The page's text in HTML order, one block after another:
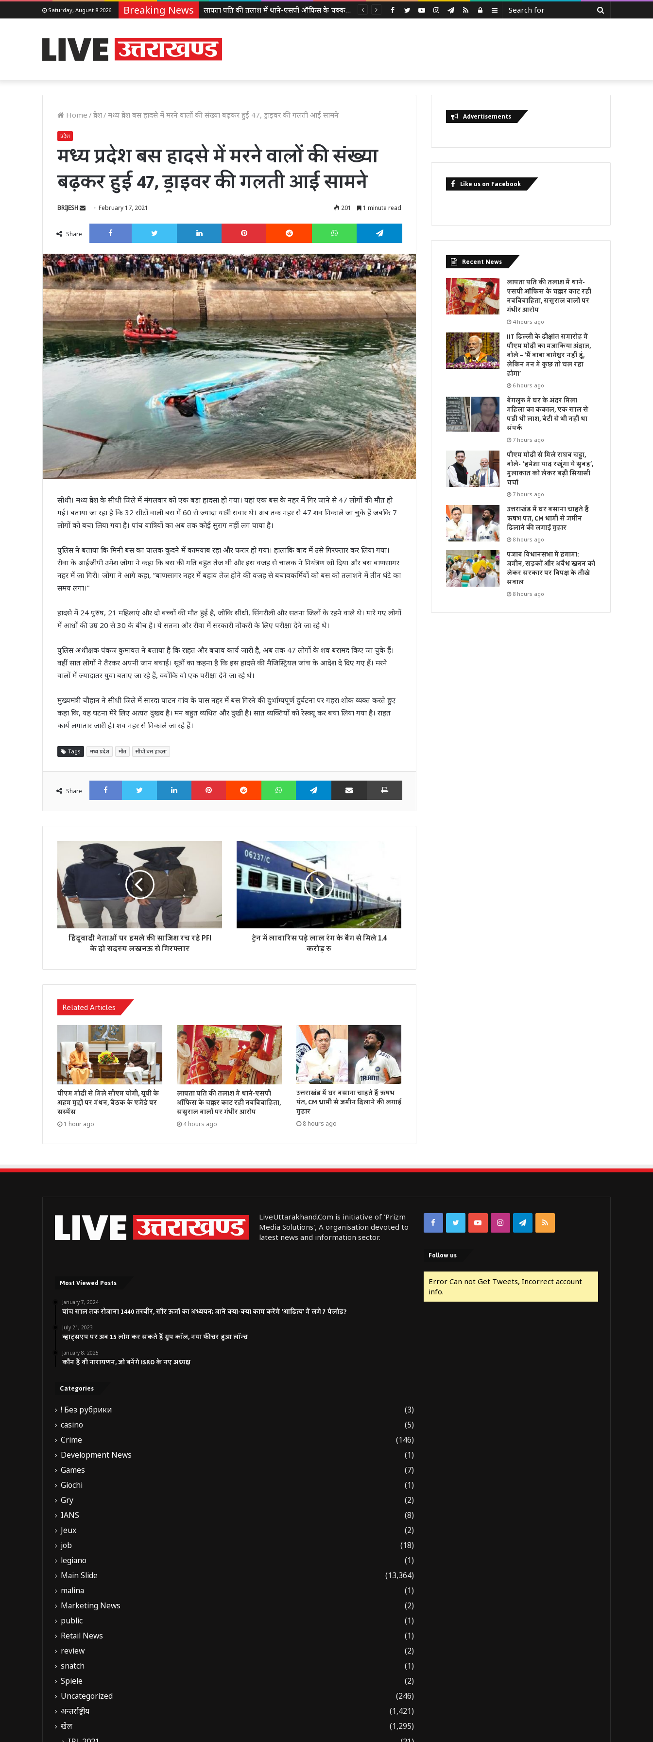
Saturday, August 8 2026 Breaking News लापता पति की तलाश में थाने-एसपी ऑफिस के चक्कर काट रही नवविवाहिता, ससुराल वालों पर गंभीर आरोप Sidebar
Log
RSS
Telegram
Instagram
YouTube
Twitter
Facebook
Home /प्रदेश/मध्य प्रदेश बस हादसे में मरने वालों की संख्या बढ़कर हुई 47, ड्राइवर की गलती आई सामने
प्रदेश
मध्य प्रदेश बस हादसे में मरने वालों की संख्या
बढ़कर हुई 47, ड्राइवर की गलती आई सामने
BRIJESH
SendFebruary 17, 2021 201 1 minute read
Share
Facebook Twitter LinkedIn Pinterest Reddit WhatsApp Telegram
सीधी। मध्य प्रदेश के सीधी जिले में मंगलवार को एक बड़ा हादसा हो गया। यहां एक बस के नहर में गिर जाने से 47 लोगों की मौत हो
गई। बताया जा रहा है कि 32 सीटों वाली बस में 60 से ज्यादा यात्री सवार थे। अब तक नहर से 47 शव निकाले जा चुके हैं जबकि 7
लोगों को बचा लिया गया है। पांच यात्रियों का अब तक कोई सुराग नहीं लग पाया है।
पुलिस ने बताया कि मिनी बस का चालक कूदने में कामयाब रहा और फरार हो गया। हालांकि बाद में उसे गिरफ्तार कर लिया गया।
रीवा के आईजीपी उमेश जोगा ने कहा कि बस की गति बहुत तेज थी और इस वजह से चालक ने नियंत्रण खो दिया और बस बाणसागर
नहर में जा गिरी। जोगा ने आगे कहा, ”बाणसागर नहर में बहाव तेज होने की वजह से बचावकर्मियों को बस को तलाशने में तीन घंटे का
समय लगा।”
हादसे में 24 पुरुष, 21 महिलाएं और दो बच्चों की मौत हुई है, जोकि सीधी, सिंगरौली और सतना जिलों के रहने वाले थे। मारे गए लोगों
में आधों की उम्र 20 से 30 के बीच है। ये सतना और रीवा में सरकारी नौकरी के लिए परीक्षा देने जा रहे थे।
पुलिस अधीक्षक पंकज कुमावत ने बताया है कि राहत और बचाव कार्य जारी है, अब तक 47 लोगों के शव बरामद किए जा चुके हैं।
वहीं सात लोगों ने तैरकर अपनी जान बचाई। सूत्रों का कहना है कि इस हादसे की मैजिस्ट्रियल जांच के आदेश दे दिए गए हैं। मरने
वालों में ज्यादातर युवा बताए जा रहे हैं, क्योंकि वो एक परीक्षा देने जा रहे थे।
मुख्यमंत्री चौहान ने सीधी जिले में सारदा पाटन गांव के पास नहर में बस गिरने की दुर्भाग्यपूर्ण दुर्घटना पर गहरा शोक व्यक्त करते हुए
कहा कि, यह घटना मेरे लिए अत्यंत दुखद है। मन बहुत व्यथित और दुखी है। सात व्यक्तियों को रेस्क्यू कर बचा लिया गया है। राहत
कार्य लगातार जारी है। शव नहर से निकाले जा रहे हैं।
Tags मध्य प्रदेश मौत सीधी बस हादसा
Share
FacebookTwitter LinkedIn Pinterest Reddit WhatsAppTelegram Share via Email Print
हिंदूवादी नेताओं पर हमले की साजिश रच रहे PFI
के दो सदस्य लखनऊ से गिरफ्तार
ट्रेन में लावारिस पड़े लाल रंग के बैग से मिले 1.4
करोड़ रु
Related Articles
पीएम मोदी से मिले सीएम योगी, यूपी के
अहम मुद्दों पर मंथन, बैठक के एजेंडे पर
सस्पेंस
1 hour ago
लापता पति की तलाश में थाने-एसपी
ऑफिस के चक्कर काट रही नवविवाहिता,
ससुराल वालों पर गंभीर आरोप
4 hours ago
उत्तराखंड में घर बसाना चाहते हैं ऋषभ
पंत, CM धामी से जमीन दिलाने की लगाई
गुहार
8 hours ago
Advertisements
Like us on Facebook
Recent News
लापता पति की तलाश में थाने-
एसपी ऑफिस के चक्कर काट रही
नवविवाहिता, ससुराल वालों पर
गंभीर आरोप
4 hours ago
IIT दिल्ली के दीक्षांत समारोह में
पीएम मोदी का मजाकिया अंदाज,
बोले – ‘मैं बाबा बागेश्वर नहीं हूं,
लेकिन मन में कुछ तो चल रहा
होगा’
6 hours ago
बेंगलुरु में घर के अंदर मिला
महिला का कंकाल, एक साल से
पड़ी थी लाश, बेटी से भी नहीं था
संपर्क
7 hours ago
पीएम मोदी से मिले राघव चड्ढा,
बोले- ‘हमेशा याद रखूंगा ये सुबह’,
मुलाकात को लेकर बढ़ी सियासी
चर्चा
7 hours ago
उत्तराखंड में घर बसाना चाहते हैं
ऋषभ पंत, CM धामी से जमीन
दिलाने की लगाई गुहार
8 hours ago
पंजाब विधानसभा में हंगामा:
जमीन, सड़कों और अवैध खनन को
लेकर सरकार पर विपक्ष के तीखे
सवाल
8 hours ago
LiveUttarakhand.Com is initiative of 'Prizm
Media Solutions', A organisation devoted to
latest news and information sector.
Most Viewed Posts
January 7, 2024
पांच साल तक रोजाना 1440 तस्वीर, सौर ऊर्जा का अध्ययन; जानें क्या-क्या काम करेंगे ‘आदित्य’ में लगे 7 पेलोड?
July 21, 2023
व्हाट्सएप पर अब 15 लोग कर सकते हैं ग्रुप कॉल, नया फीचर हुआ लॉन्च
January 8, 2025
कौन हैं वी नारायणन, जो बनेंगे ISRO के नए अध्यक्ष
Categories
! Без рубрики
(3)
casino
(5)
Crime
(146)
Development News
(1)
Games
(7)
Giochi
(1)
Gry
(2)
IANS
(8)
Jeux
(2)
job
(18)
legiano
(1)
Main Slide
(13,364)
malina
(1)
Marketing News
(2)
public
(1)
Retail News
(1)
review
(2)
snatch
(1)
Spiele
(2)
Uncategorized
(246)
अन्तर्राष्ट्रीय
(1,421)
खेल
(1,295)
FacebookTwitterYouTubeInstagramTelegram
RSS
Follow us
Error Can not Get Tweets, Incorrect account
info.